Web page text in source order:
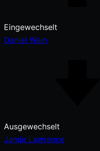
Eingewechselt
Daniel Wein
Ausgewechselt
Jamie Lawrence